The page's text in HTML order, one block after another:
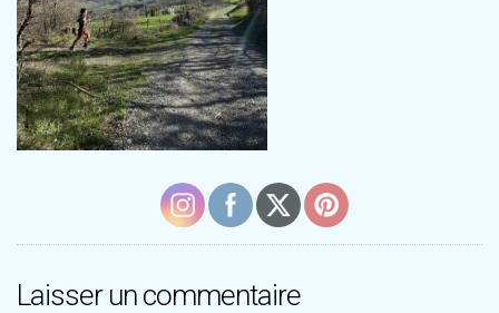
Laisser un commentaire